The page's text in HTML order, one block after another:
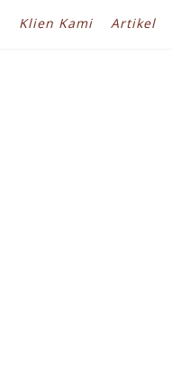
Klien Kami Artikel